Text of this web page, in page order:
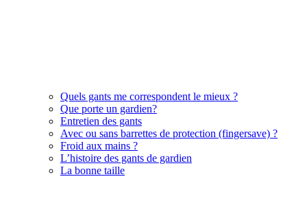
Quels gants me correspondent le mieux ?
Que porte un gardien?
Entretien des gants
Avec ou sans barrettes de protection (fingersave) ?
Froid aux mains ?
L’histoire des gants de gardien
La bonne taille